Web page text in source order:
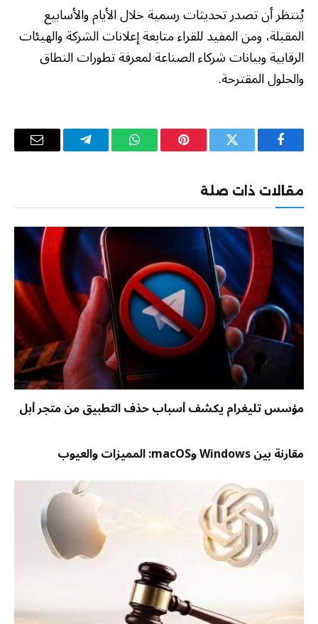
يُنتظر أن تصدر تحديثات رسمية خلال الأيام والأسابيع
المقبلة، ومن المفيد للقراء متابعة إعلانات الشركة والهيئات
الرقابية وبيانات شركاء الصناعة لمعرفة تطورات النطاق
والحلول المقترحة.
فيسبوك تويتر بينتيريستواتساب تيلقرام
البريد
مقالات ذات صلة
مؤسس تليغرام يكشف أسباب حذف التطبيق من متجر أبل
مقارنة بين Windows وmacOS: المميزات والعيوب